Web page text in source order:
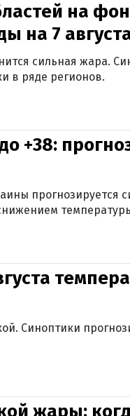
на
на 7
сильная жара.
в ряде регионов.
+38:
прогнозируется
Синоптики
жары: